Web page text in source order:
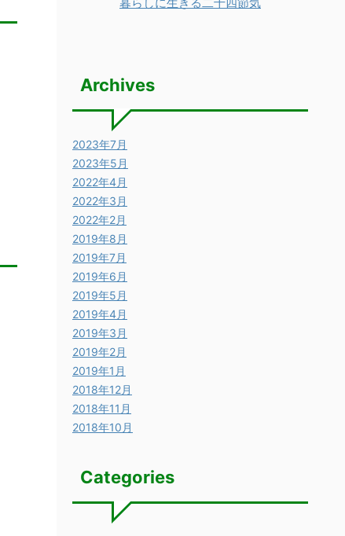
Archives
2023年7月
2023年5月
2022年4月
2022年3月
2022年2月
2019年8月
2019年7月
2019年6月
2019年5月
2019年4月
2019年3月
2019年2月
2019年1月
2018年12月
2018年11月
2018年10月
Categories